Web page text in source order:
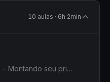
10 aulas · 6h 2min
Apresentação do projeto – Montando seu primeiro relatório profisional